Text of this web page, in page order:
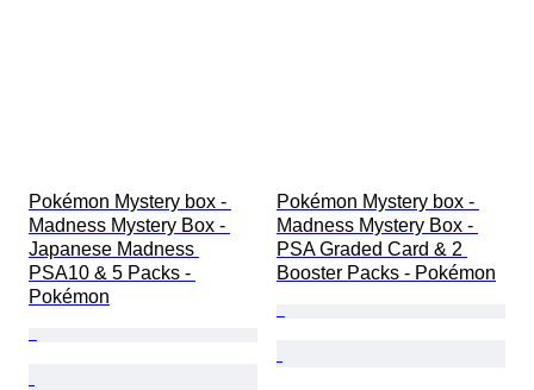
Pokémon Mystery box -
Madness Mystery Box -
Japanese Madness
PSA10 & 5 Packs -
Pokémon
Pokémon Mystery box -
Madness Mystery Box -
PSA Graded Card & 2
Booster Packs - Pokémon